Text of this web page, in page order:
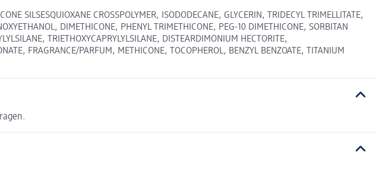
SILSESQUIOXANE CROSSPOLYMER, ISODODECANE, GLYCERIN, TRIDECYL TRIMELLITATE,
DIMETHICONE, PHENYL TRIMETHICONE, PEG-10 DIMETHICONE, SORBITAN
TRIETHOXYCAPRYLYLSILANE, DISTEARDIMONIUM HECTORITE,
FRAGRANCE/PARFUM, METHICONE, TOCOPHEROL, BENZYL BENZOATE, TITANIUM